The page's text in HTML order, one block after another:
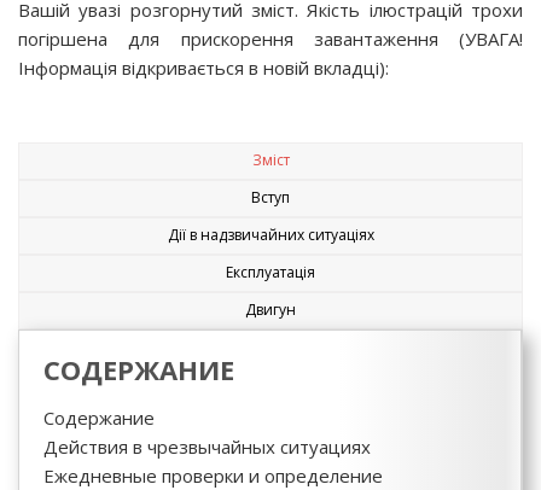
Вашій увазі розгорнутий зміст. Якість ілюстрацій трохи
погіршена для прискорення завантаження (УВАГА!
Інформація відкривається в новій вкладці):
Зміст
Вступ
Дії в надзвичайних ситуаціях
Експлуатація
Двигун
СОДЕРЖАНИЕ
Содержание
Действия в чрезвычайных ситуациях
Ежедневные проверки и определение